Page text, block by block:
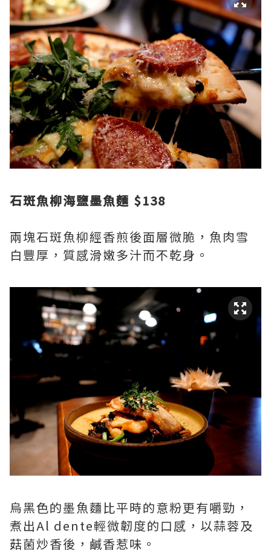
石斑魚柳海鹽墨魚麵 $138
兩塊石斑魚柳經香煎後面層微脆，魚肉雪
白豐厚，質感滑嫩多汁而不乾身。
烏黑色的墨魚麵比平時的意粉更有嚼勁，
煮出Al dente輕微韌度的口感，以蒜蓉及
菇菌炒香後，鹹香惹味。